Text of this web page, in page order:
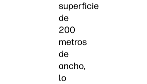
superficie
de
200
metros
de
ancho,
lo